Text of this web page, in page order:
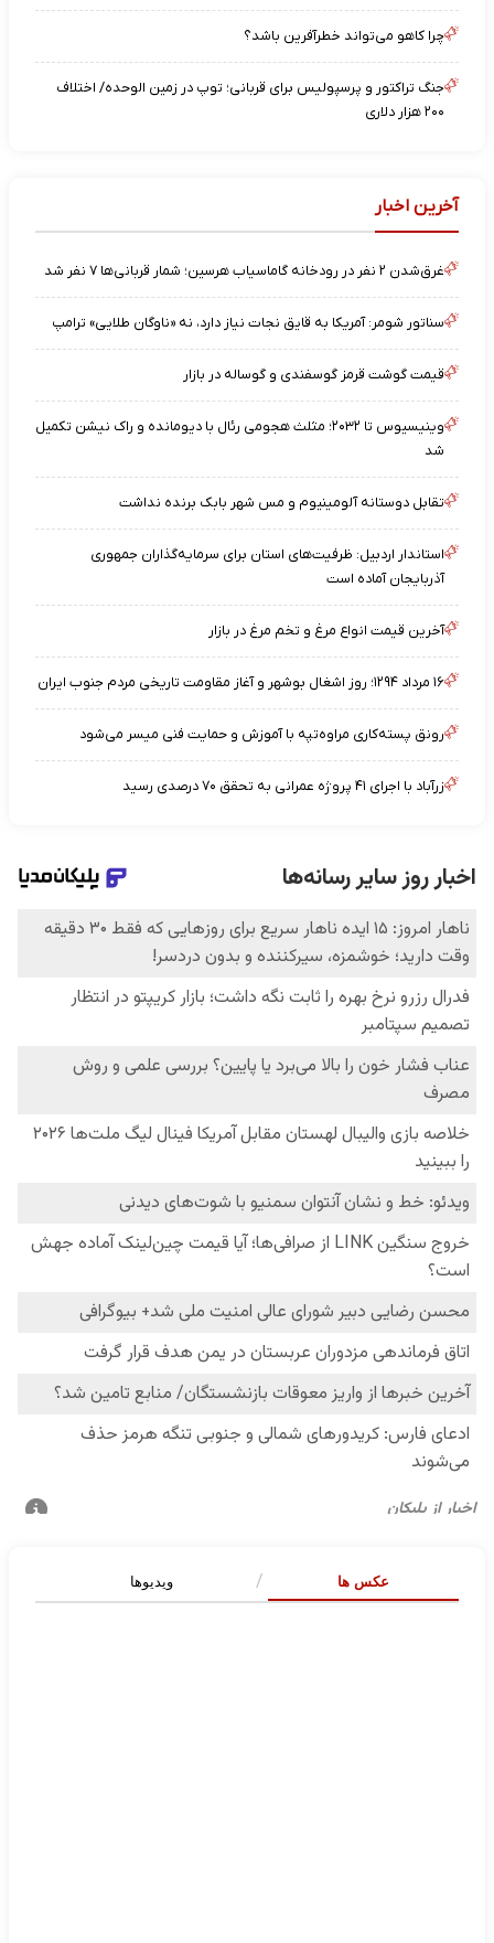
چرا کاهو می‌تواند خطرآفرین باشد؟
جنگ تراکتور و پرسپولیس برای قربانی؛ توپ در زمین الوحده/ اختلاف
۲۰۰ هزار دلاری
آخرین اخبار
غرق‌شدن ۲ نفر در رودخانه گاماسیاب هرسین؛ شمار قربانی‌ها ۷ نفر شد
سناتور شومر: آمریکا به قایق نجات نیاز دارد، نه «ناوگان طلایی» ترامپ
قیمت گوشت قرمز گوسفندی و گوساله در بازار
وینیسیوس تا ۲۰۳۲؛ مثلث هجومی رئال با دیومانده و راک نیشن تکمیل
شد
تقابل دوستانه آلومینیوم و مس شهر بابک برنده نداشت
استاندار اردبیل: ظرفیت‌های استان برای سرمایه‌گذاران جمهوری
آذربایجان آماده است
آخرین قیمت انواع مرغ و تخم مرغ در بازار
۱۶ مرداد ۱۲۹۴؛ روز اشغال بوشهر و آغاز مقاومت تاریخی مردم جنوب ایران
رونق پسته‌کاری مراوه‌تپه با آموزش و حمایت فنی میسر می‌شود
زرآباد با اجرای ۴۱ پروژه عمرانی به تحقق ۷۰ درصدی رسید
عکس ها ویدیوها